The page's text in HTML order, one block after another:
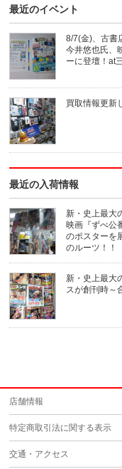
て
達
へ
メ
ー
ル
で
送
信
(新
し
い
ウ
ィ
ン
ド
ウ
開
き
ま
す)
て
刷
(新
し
い
ウ
ィ
ン
ド
ウ
で
開
き
ま
す)
最近のイベント
8/7(金)、古書
今井悠也氏、
ーに登壇！at
買取情報更新
最近の入荷情報
新・史上最大
映画『ずべ公
のポスターを
のルーツ！！
新・史上最大
スが創刊時～
店舗情報
特定商取引法に関する表示
交通・アクセス